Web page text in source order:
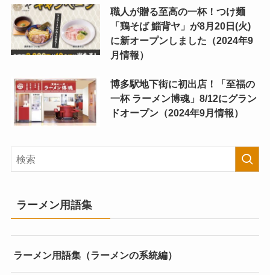
職人が贈る至高の一杯！つけ麺
「鶏そば 鯔背ヤ」が8月20日(火)
に新オープンしました（2024年9
月情報）
博多駅地下街に初出店！「至福の
一杯 ラーメン博魂」8/12にグラン
ドオープン（2024年9月情報）
ラーメン用語集
ラーメン用語集（ラーメンの系統編）